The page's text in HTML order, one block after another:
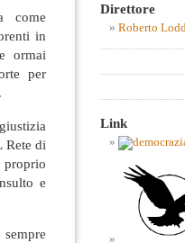
come
in
ormai
per
Rete di
e
Direttore
Roberto
Link